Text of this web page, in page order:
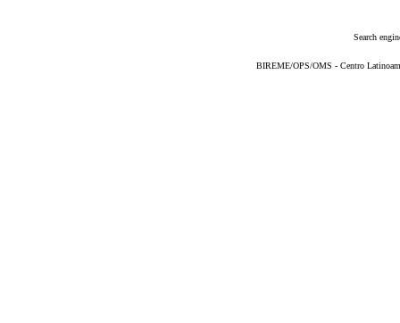
Search
BIREME/OPS/OMS - Centro